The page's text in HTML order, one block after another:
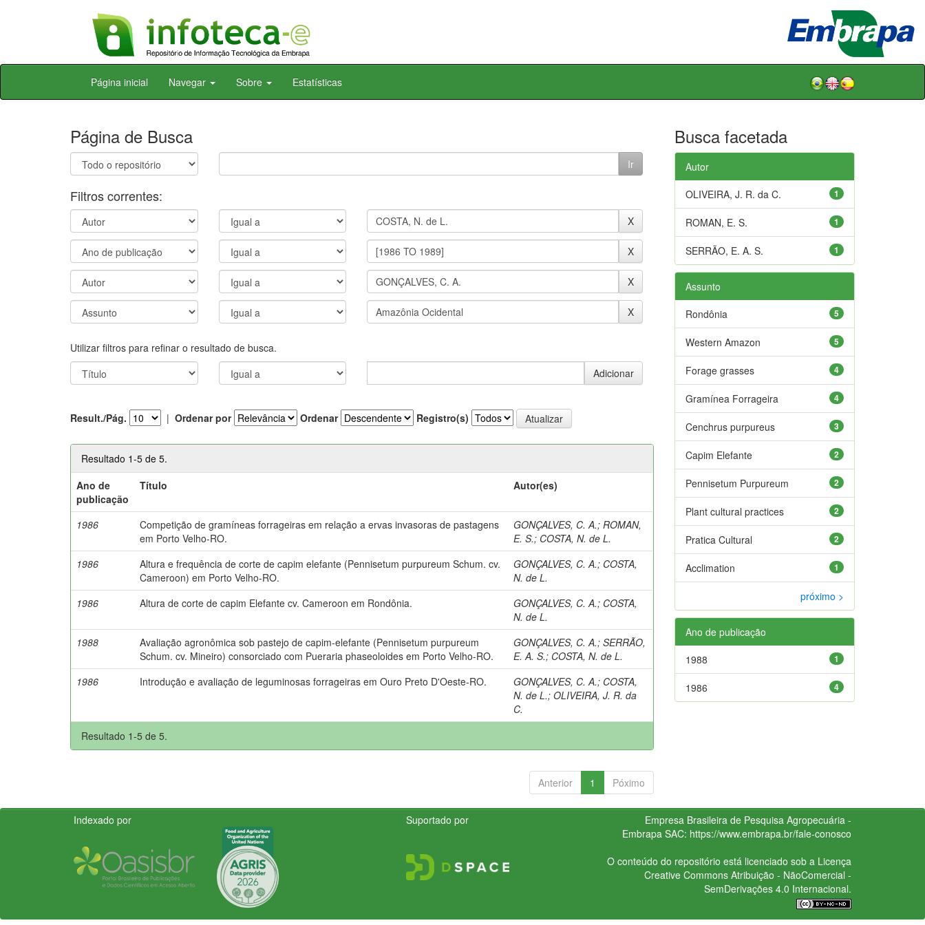
Skip
Página inicial Navegar Sobre Estatísticas
Página de Busca
Filtros correntes:
Utilizar filtros para refinar o resultado de busca.
Result./Pág. | Ordenar por Ordenar Registro(s)
Resultado 1-5 de 5.
Ano de
publicação
Título Autor(es)
1986
Competição de gramíneas forrageiras em relação a ervas invasoras de pastagens
em Porto Velho-RO.
GONÇALVES, C. A.; ROMAN,
E. S.; COSTA, N. de L.
1986
Altura e frequência de corte de capim elefante (Pennisetum purpureum Schum. cv.
Cameroon) em Porto Velho-RO.
GONÇALVES, C. A.; COSTA,
N. de L.
1986
Altura de corte de capim Elefante cv. Cameroon em Rondônia. GONÇALVES, C. A.; COSTA,
N. de L.
1988
Avaliação agronômica sob pastejo de capim-elefante (Pennisetum purpureum
Schum. cv. Mineiro) consorciado com Pueraria phaseoloides em Porto Velho-RO.
GONÇALVES, C. A.;SERRÃO,
E. A. S.; COSTA, N. de L.
1986
Introdução e avaliação de leguminosas forrageiras em Ouro Preto D'Oeste-RO. GONÇALVES, C. A.; COSTA,
N. de L.;OLIVEIRA, J. R. da
C.
Resultado 1-5 de 5.
Anterior 1 Póximo
Busca facetada
Autor
1
OLIVEIRA, J. R. da C.
1
ROMAN, E. S.
1
SERRÃO, E. A. S.
Assunto
5
Rondônia
5
Western Amazon
4
Forage grasses
4
Gramínea Forrageira
3
Cenchrus purpureus
2
Capim Elefante
2
Pennisetum Purpureum
2
Plant cultural practices
2
Pratica Cultural
1
Acclimation
próximo >
Ano de publicação
1
1988
4
1986
Indexado por Suportado por
Empresa Brasileira de Pesquisa Agropecuária -
Embrapa SAC: https://www.embrapa.br/fale-conosco
O conteúdo do repositório está licenciado sob a Licença
Creative CommonsAtribuição - NãoComercial -
SemDerivações 4.0 Internacional.